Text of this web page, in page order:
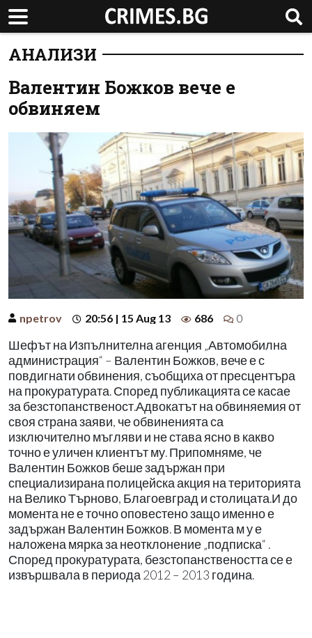
АНАЛИЗИ
Валентин Божков вече е
обвиняем
npetrov 20:56 | 15 Aug 13 686 0
Шефът на Изпълнителна агенция „Автомобилна
администрация“ – Валентин Божков, вече е с
повдигнати обвинения, съобщиха от пресцентъра
на прокуратурата. Според публикацията се касае
за безстопанственост.Адвокатът на обвиняемия от
своя страна заяви, че обвиненията са
изключително мъгляви и не става ясно в какво
точно е уличен клиентът му. Припомняме, че
Валентин Божков беше задържан при
специализирана полицейска акция на територията
на Велико Търново, Благоевград и столицата.И до
момента не е точно оповестено защо именно е
задържан Валентин Божков. В момента м у е
наложена мярка за неотклонение „подписка“ .
Според прокуратурата, безстопанствеността се е
извършвала в периода 2012 – 2013 година.